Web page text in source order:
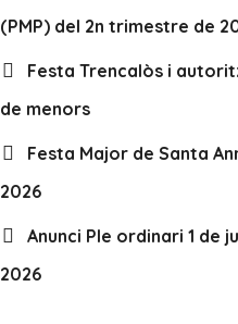
(PMP) del 2n trimestre de
Festa Trencalòs i
de menors
Festa Major de Santa
2026
Anunci Ple ordinari 1 de
2026